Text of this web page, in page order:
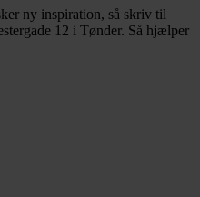
ny inspiration, så skriv til
12 i Tønder. Så hjælper